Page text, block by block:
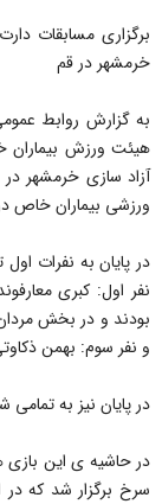
برگزاری مسابقات
خرمشهر در قم
به گزارش روابط
هیئت ورزش بیماران
آزاد سازی خرمشهر در
ورزشی بیماران خاص در تاریخ
در پایان به نفرات
نفر اول: کبری
بودند و در بخش
و نفر سوم: بهمن
در پایان نیز به
در حاشیه ی این بازی
سرخ برگزار شد که